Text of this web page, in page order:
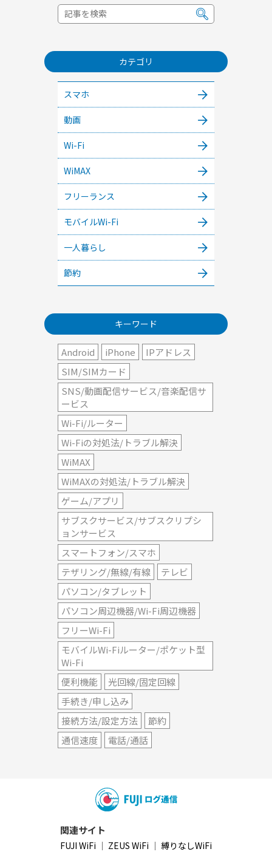
カテゴリ
スマホ
動画
Wi-Fi
WiMAX
フリーランス
モバイルWi-Fi
一人暮らし
節約
キーワード
Android iPhone
IPアドレス
SIM/SIMカード
SNS/動画配信サービス/音楽配信サ
ービス
Wi-Fi/ルーター
Wi-Fiの対処法/トラブル解決
WiMAX
WiMAXの対処法/トラブル解決
ゲーム/アプリ
サブスクサービス/サブスクリプシ
ョンサービス
スマートフォン/スマホ
テザリング/無線/有線
テレビ
パソコン/タブレット
パソコン周辺機器/Wi-Fi周辺機器
フリーWi-Fi
モバイルWi-Fiルーター/ポケット型
Wi-Fi
便利機能
光回線/固定回線
手続き/申し込み
接続方法/設定方法
節約
通信速度
電話/通話
関連サイト
FUJI WiFi ｜ ZEUS WiFi ｜ 縛りなしWiFi